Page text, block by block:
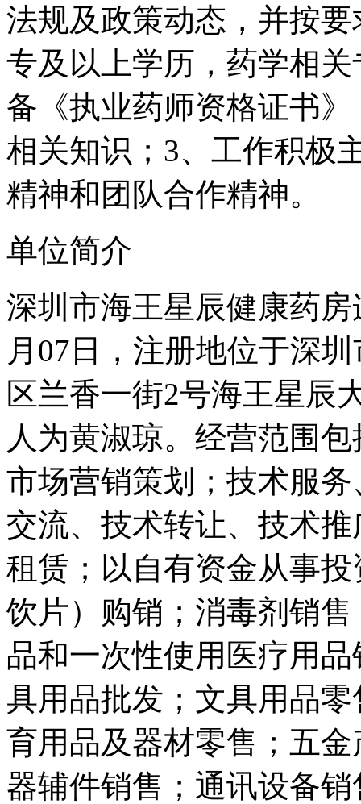
法规及政策动态，并按
专及以上学历，药学相
备《执业药师资格证书
相关知识；3、工作积极
精神和团队合作精神。
单位简介
深圳市海王星辰健康药
月07日，注册地位于深
区兰香一街2号海王星辰
人为黄淑琼。经营范围
市场营销策划；技术服
交流、技术转让、技术
租赁；以自有资金从事
饮片）购销；消毒剂销
品和一次性使用医疗用
具用品批发；文具用品
育用品及器材零售；五
器辅件销售；通讯设备